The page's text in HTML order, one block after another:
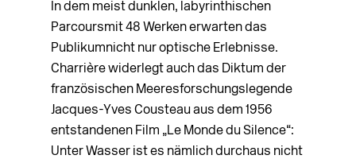
In dem meist dunklen, labyrinthischen
Parcoursmit 48 Werken erwarten das
Publikumnicht nur optische Erlebnisse.
Charrière widerlegt auch das Diktum der
französischen Meeresforschungslegende
Jacques-Yves Cousteau aus dem 1956
entstandenen Film „Le Monde du Silence“:
Unter Wasser ist es nämlich durchaus nicht